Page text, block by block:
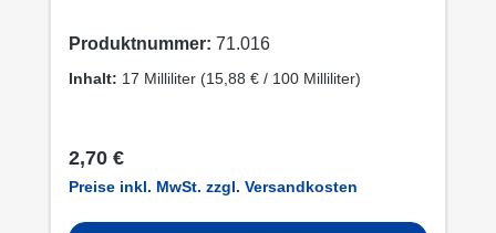
Produktnummer: 71.016
Inhalt: 17 Milliliter (15,88 € / 100 Milliliter)
Regulärer Preis:
2,70 €
Preise inkl. MwSt. zzgl. Versandkosten